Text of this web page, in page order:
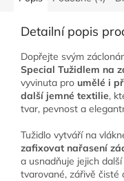
Detailní popis
Dopřejte svým
Special Tužidlem na
vyvinuta pro umělé i
další jemné textilie,
tvar, pevnost a
Tužidlo vytváří na
zafixovat nařasení
a usnadňuje jejich
tvarované, zářivě čisté